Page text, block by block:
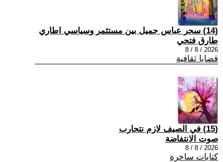
(14) سحر عباس جميل بين مستثمر وسياسي اطاري
طارق فتحي
2026 / 8 / 8
قضايا ثقافية
(15) في الصيف لازم نتحارب
صوت الانتفاضة
2026 / 8 / 8
كتابات ساخرة